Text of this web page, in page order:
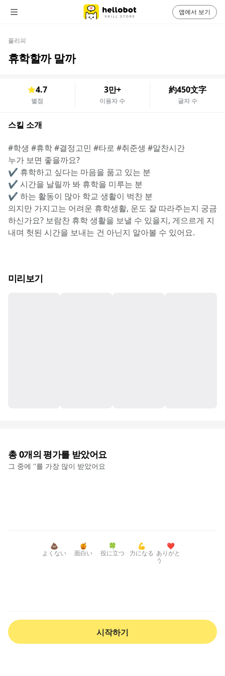
풀리피
휴학할까 말까
4.7
별점
3만+
이용자 수
約450文字
글자 수
스킬 소개
#학생 #휴학 #결정고민 #타로 #취준생 #알찬시간
누가 보면 좋을까요?
✔️ 휴학하고 싶다는 마음을 품고 있는 분
✔️ 시간을 날릴까 봐 휴학을 미루는 분
✔️ 하는 활동이 많아 학교 생활이 벅찬 분
의지만 가지고는 어려운 휴학생활, 운도 잘 따라주는지 궁금
하신가요? 보람찬 휴학 생활을 보낼 수 있을지, 게으르게 지
내며 헛된 시간을 보내는 건 아닌지 알아볼 수 있어요.
미리보기
총0개의 평가를 받았어요
그 중에 ''를 가장 많이 받았어요
💩
よくない
🍯
面白い
🍀
役に立つ
💪
力になる
❤️
ありがと
う
시작하기
앱에서 보기